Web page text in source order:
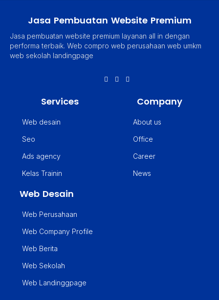
Jasa Pembuatan Website Premium
Jasa pembuatan website premium layanan all in dengan
performa terbaik. Web compro web perusahaan web umkm
web sekolah landingpage
Services
Web desain
Seo
Ads agency
Kelas Trainin
Company
About us
Office
Career
News
Web Desain
Web Perusahaan
Web Company Profile
Web Berita
Web Sekolah
Web Landinggpage